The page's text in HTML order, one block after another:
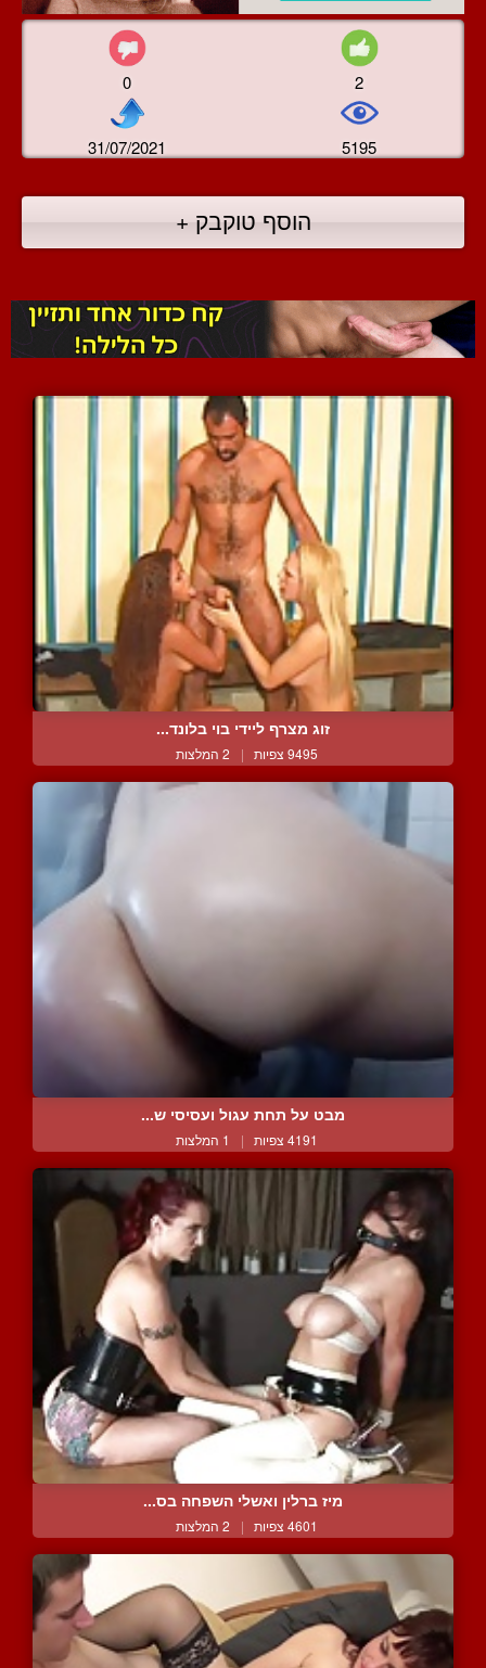
0 2
31/07/2021 5195
הוסף טוקבק +
זוג מצרף ליידי בוי בלונד...
9495 צפיות | 2 המלצות
מבט על תחת עגול ועסיסי ש...
4191 צפיות | 1 המלצות
מיז ברלין ואשלי השפחה בס...
4601 צפיות | 2 המלצות